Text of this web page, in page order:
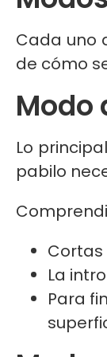
Cada uno
de cómo
Modo
Lo
pabilo
La
Para